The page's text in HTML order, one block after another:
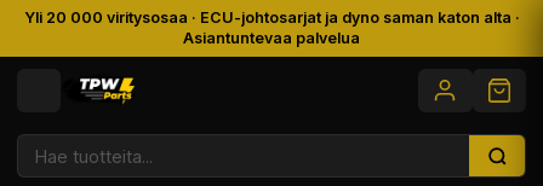
Yli 20 000 viritysosaa · ECU-johtosarjat ja dyno saman katon alta ·
Asiantuntevaa palvelua